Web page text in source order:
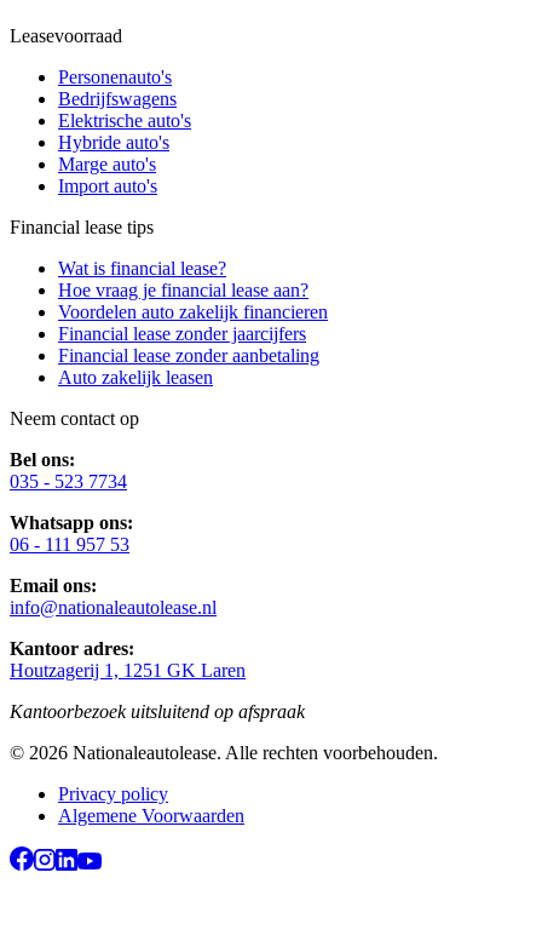
Leasevoorraad
Personenauto's
Bedrijfswagens
Elektrische auto's
Hybride auto's
Marge auto's
Import auto's
Financial lease tips
Wat is financial lease?
Hoe vraag je financial lease aan?
Voordelen auto zakelijk financieren
Financial lease zonder jaarcijfers
Financial lease zonder aanbetaling
Auto zakelijk leasen
Neem contact op
Bel ons:
035 - 523 7734
Whatsapp ons:
06 - 111 957 53
Email ons:
info@nationaleautolease.nl
Kantoor adres:
Houtzagerij 1, 1251 GK Laren
Kantoorbezoek uitsluitend op afspraak
© 2026 Nationaleautolease. Alle rechten voorbehouden.
Privacy policy
Algemene Voorwaarden